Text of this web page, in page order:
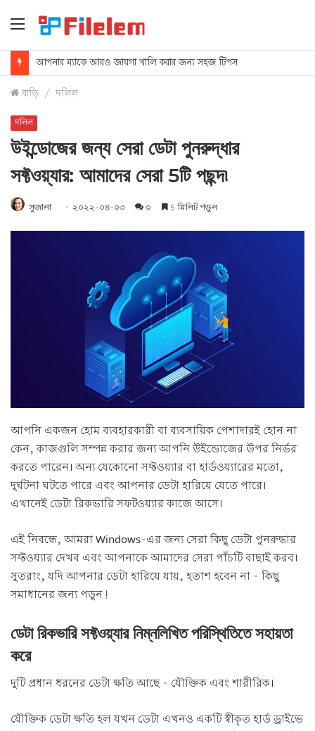
মেনু
ম্যাকের স্ক্রিনশটগুলি কীভাবে মুছবেন
বাড়ি / দলিল
দলিল
উইন্ডোজের জন্য সেরা ডেটা পুনরুদ্ধার
সফ্টওয়্যার: আমাদের সেরা 5টি পছন্দ৷
সুজানা ২০২২-০৪-০৩ ০ 5 মিনিট পড়ুন
আপনি একজন হোম ব্যবহারকারী বা ব্যবসায়িক পেশাদারই হোন না
কেন, কাজগুলি সম্পন্ন করার জন্য আপনি উইন্ডোজের উপর নির্ভর
করতে পারেন। অন্য যেকোনো সফ্টওয়্যার বা হার্ডওয়্যারের মতো,
দুর্ঘটনা ঘটতে পারে এবং আপনার ডেটা হারিয়ে যেতে পারে।
এখানেই ডেটা রিকভারি সফটওয়্যার কাজে আসে।
এই নিবন্ধে, আমরা Windows-এর জন্য সেরা কিছু ডেটা পুনরুদ্ধার
সফ্টওয়্যার দেখব এবং আপনাকে আমাদের সেরা পাঁচটি বাছাই করব।
সুতরাং, যদি আপনার ডেটা হারিয়ে যায়, হতাশ হবেন না - কিছু
সমাধানের জন্য পড়ুন!
ডেটা রিকভারি সফ্টওয়্যার নিম্নলিখিত পরিস্থিতিতে সহায়তা
করে
দুটি প্রধান ধরনের ডেটা ক্ষতি আছে - যৌক্তিক এবং শারীরিক।
যৌক্তিক ডেটা ক্ষতি হল যখন ডেটা এখনও একটি স্বীকৃত হার্ড ড্রাইভে